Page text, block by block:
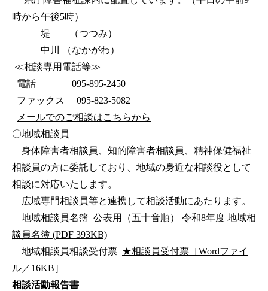
時から午後5時）
堤 （つつみ）
中川 （なかがわ）
≪相談専用電話等≫
電話 095-895-2450
ファックス 095-823-5082
メールでのご相談はこちらから
〇地域相談員
身体障害者相談員、知的障害者相談員、精神保健福祉
相談員の方に委託しており、地域の身近な相談役として
相談に対応いたします。
広域専門相談員等と連携して相談活動にあたります。
地域相談員名簿 公表用（五十音順） 令和8年度 地域相
談員名簿 (PDF 393KB)
地域相談員相談受付票 ★相談員受付票［Wordファイ
ル／16KB］
相談活動報告書